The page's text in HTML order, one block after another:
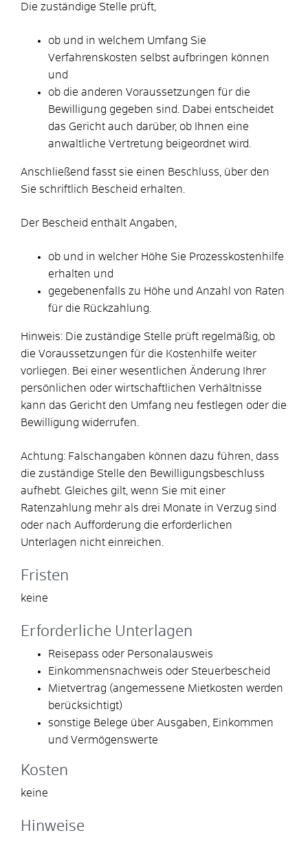
Die zuständige Stelle prüft,
ob und in welchem Umfang Sie
Verfahrenskosten selbst aufbringen können
und
ob die anderen Voraussetzungen für die
Bewilligung gegeben sind. Dabei entscheidet
das Gericht auch darüber, ob Ihnen eine
anwaltliche Vertretung beigeordnet wird.
Anschließend fasst sie einen Beschluss, über den
Sie schriftlich Bescheid erhalten.
Der Bescheid enthält Angaben,
ob und in welcher Höhe Sie Prozesskostenhilfe
erhalten und
gegebenenfalls zu Höhe und Anzahl von Raten
für die Rückzahlung.
Hinweis: Die zuständige Stelle prüft regelmäßig, ob
die Voraussetzungen für die Kostenhilfe weiter
vorliegen. Bei einer wesentlichen Änderung Ihrer
persönlichen oder wirtschaftlichen Verhältnisse
kann das Gericht den Umfang neu festlegen oder die
Bewilligung widerrufen.
Achtung: Falschangaben können dazu führen, dass
die zuständige Stelle den Bewilligungsbeschluss
aufhebt. Gleiches gilt, wenn Sie mit einer
Ratenzahlung mehr als drei Monate in Verzug sind
oder nach Aufforderung die erforderlichen
Unterlagen nicht einreichen.
Fristen
keine
Erforderliche Unterlagen
Reisepass oder Personalausweis
Einkommensnachweis oder Steuerbescheid
Mietvertrag (angemessene Mietkosten werden
berücksichtigt)
sonstige Belege über Ausgaben, Einkommen
und Vermögenswerte
Kosten
keine
Hinweise